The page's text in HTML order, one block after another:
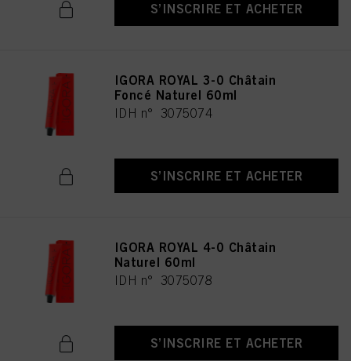
S’INSCRIRE ET ACHETER
IGORA ROYAL 3-0 Châtain
Foncé Naturel 60ml
IDH n° 3075074
S’INSCRIRE ET ACHETER
IGORA ROYAL 4-0 Châtain
Naturel 60ml
IDH n° 3075078
S’INSCRIRE ET ACHETER